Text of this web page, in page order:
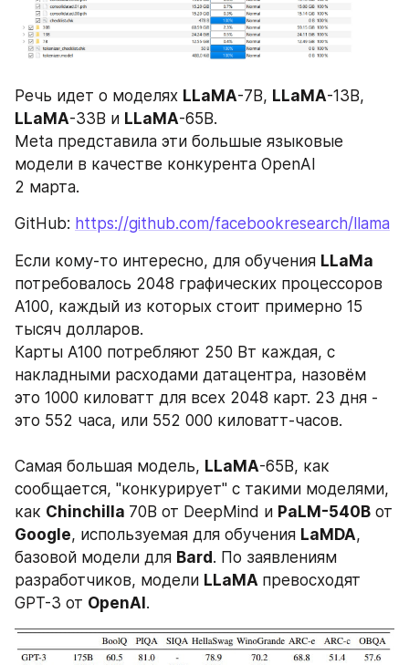
Речь идет о моделях LLaMA-7B, LLaMA
LLaMA-33B и LLaMA-65B.
Meta представила эти большые языковые
модели в качестве конкурента OpenAI
2 марта.
GitHub: https://github.com/facebookresearch/llama
Если кому-то интересно, для обучения
потребовалось 2048 графических процессоров
A100, каждый из которых стоит примерно 15
тысяч долларов.
Карты A100 потребляют 250 Вт каждая, с
накладными расходами датацентра, назовём
это 1000 киловатт для всех 2048 карт. 23 дня -
это 552 часа, или 552 000 киловатт-часов.
Самая большая модель, LLaMA-65B, как
сообщается, "конкурирует" с такими моделями,
как Chinchilla 70B от DeepMind и PaLM-540B
Google, используемая для обучения LaMDA,
базовой модели для Bard. По заявлениям
разработчиков, модели LLaMA превосходят
GPT-3 от OpenAI.